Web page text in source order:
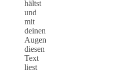
hältst
und
mit
deinen
Augen
diesen
Text
liest